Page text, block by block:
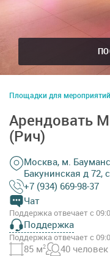
Площадки для мероприятий
Арендовать
(Рич)
Москва, м.
Бакунинская д 72,
+7 (934) 669-98-37
Чат
Поддержка отвечает с
Поддержка
Поддержка отвечает с
85 м2 40 человек